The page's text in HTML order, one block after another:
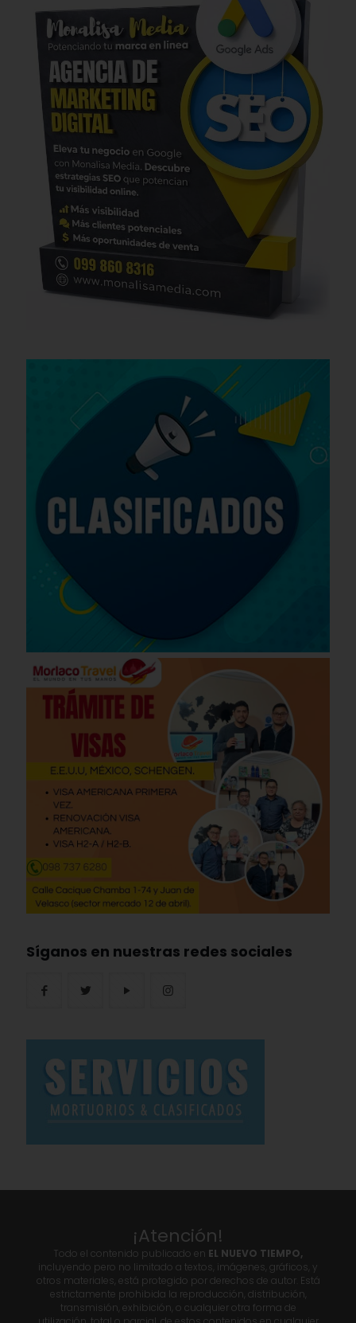
Síganos en nuestras redes sociales
¡Atención!
Todo el contenido publicado en EL NUEVO TIEMPO,
incluyendo pero no limitado a textos, imágenes, gráficos, y
otros materiales, está protegido por derechos de autor. Está
estrictamente prohibida la reproducción, distribución,
transmisión, exhibición, o cualquier otra forma de